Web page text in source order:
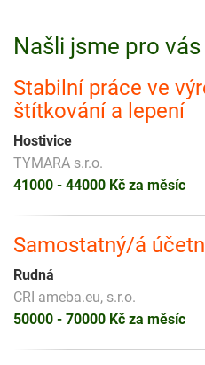
Našli jsme pro
Stabilní práce ve
štítkování a lepení
Hostivice
TYMARA s.r.o.
41000 - 44000 Kč za měsíc
Samostatný/á
Rudná
CRI ameba.eu, s.r.o.
50000 - 70000 Kč za měsíc